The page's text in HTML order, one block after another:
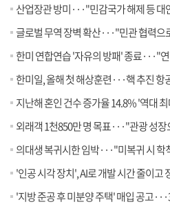
산업장관 방미···"민감국가 해제 등 대
글로벌 무역 장벽 확산···"민관 협력으
한미 연합연습 '자유의 방패' 종료···"
한미일, 올해 첫 해상훈련···핵 추진 항
지난해 혼인 건수 증가율 14.8% '역대
외래객 1천850만 명 목표···"관광 성
의대생 복귀시한 임박···"미복귀 시 학
'인공 시각 장치', AI로 개발 시간 줄이고
'지방 준공 후 미분양 주택' 매입 공고